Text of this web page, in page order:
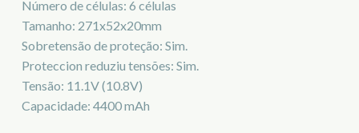
Número de células: 6 células
Tamanho: 271x52x20mm
Sobretensão de proteção: Sim.
Proteccion reduziu tensões: Sim.
Tensão: 11.1V (10.8V)
Capacidade: 4400 mAh